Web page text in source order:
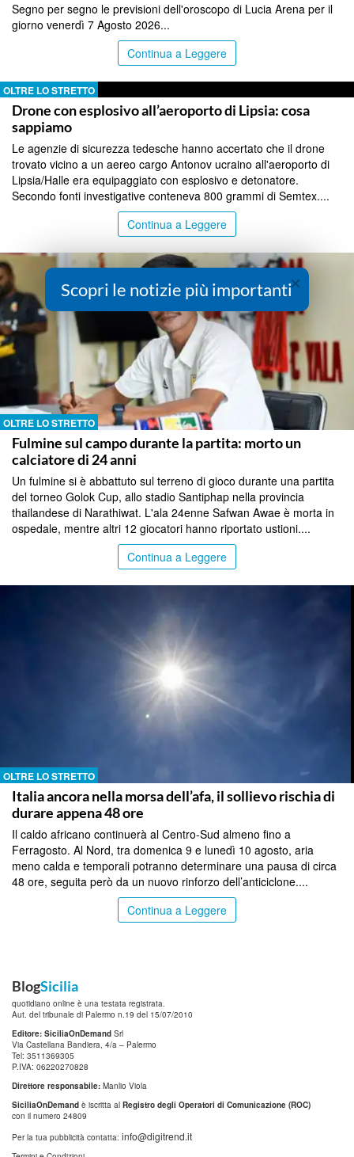
Segno per segno le previsioni dell'oroscopo di Lucia Arena per il
giorno venerdì 7 Agosto 2026...
Continua a Leggere
OLTRE LO STRETTO
Drone con esplosivo all’aeroporto di Lipsia: cosa
sappiamo
Le agenzie di sicurezza tedesche hanno accertato che il drone
trovato vicino a un aereo cargo Antonov ucraino all'aeroporto di
Lipsia/Halle era equipaggiato con esplosivo e detonatore.
Secondo fonti investigative conteneva 800 grammi di Semtex....
Continua a Leggere
OLTRE LO STRETTO
Fulmine sul campo durante la partita: morto un
calciatore di 24 anni
Un fulmine si è abbattuto sul terreno di gioco durante una partita
del torneo Golok Cup, allo stadio Santiphap nella provincia
thailandese di Narathiwat. L'ala 24enne Safwan Awae è morta in
ospedale, mentre altri 12 giocatori hanno riportato ustioni....
Continua a Leggere
OLTRE LO STRETTO
Italia ancora nella morsa dell’afa, il sollievo rischia di
durare appena 48 ore
Il caldo africano continuerà al Centro-Sud almeno fino a
Ferragosto. Al Nord, tra domenica 9 e lunedì 10 agosto, aria
meno calda e temporali potranno determinare una pausa di circa
48 ore, seguita però da un nuovo rinforzo dell’anticiclone....
Continua a Leggere
BlogSicilia
quotidiano online è una testata registrata.
Aut. del tribunale di Palermo n.19 del 15/07/2010
Editore: SiciliaOnDemand Srl
Via Castellana Bandiera, 4/a – Palermo
Tel: 3511369305
P.IVA: 06220270828
Direttore responsabile: Manlio Viola
SiciliaOnDemand è iscritta al Registro degli Operatori di Comunicazione (ROC)
con il numero 24809
Per la tua pubblicità contatta: info@digitrend.it
×
Scopri le notizie più importanti